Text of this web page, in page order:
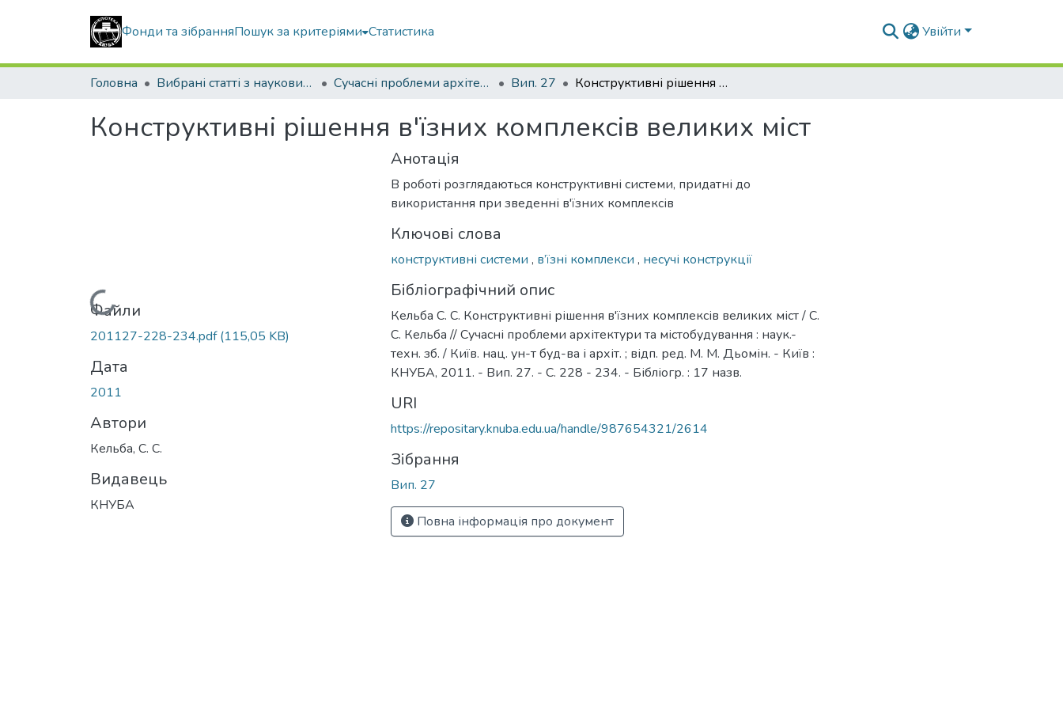
Фонди та зібранняПошук за критеріями Статистика Увійти
Головна Вибрані статті з наукових збірників КНУБА Сучасні проблеми архітектури та містобудування Вип. 27 Конструктивні рішення в'їзних комплексів великих міст
Конструктивні рішення в'їзних комплексів великих міст
Вантажиться...
Файли
201127-228-234.pdf(115,05 KB)
Дата
2011
Автори
Кельба, С. С.
Видавець
КНУБА
Анотація
В роботі розглядаються конструктивні системи, придатні до
використання при зведенні в'їзних комплексів
Ключові слова
конструктивні системи , в’їзні комплекси , несучі конструкції
Бібліографічний опис
Кельба С. С. Конструктивні рішення в'їзних комплексів великих міст / С.
С. Кельба // Сучасні проблеми архітектури та містобудування : наук.-
техн. зб. / Київ. нац. ун-т буд-ва і архіт. ; відп. ред. М. М. Дьомін. - Київ :
КНУБА, 2011. - Вип. 27. - С. 228 - 234. - Бібліогр. : 17 назв.
URI
https://repositary.knuba.edu.ua/handle/987654321/2614
Зібрання
Вип. 27
Повна інформація про документ